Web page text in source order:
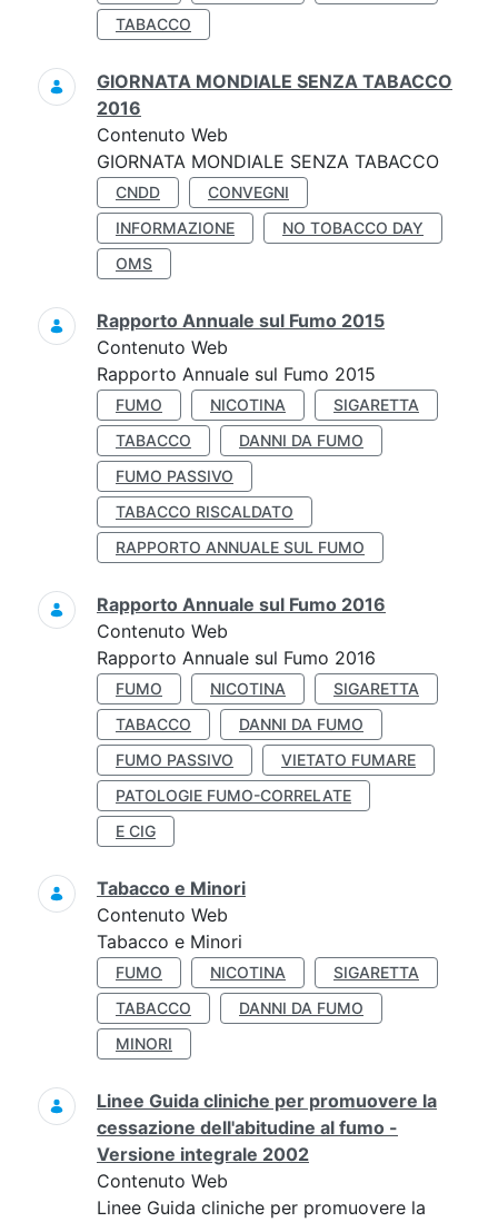
TABACCO
GIORNATA MONDIALE SENZA TABACCO
2016
Contenuto Web
GIORNATA MONDIALE SENZA TABACCO
CNDD
CONVEGNI
INFORMAZIONE
NO TOBACCO DAY
OMS
Rapporto Annuale sul Fumo 2015
Contenuto Web
Rapporto Annuale sul Fumo 2015
FUMO NICOTINA
SIGARETTA
TABACCO
DANNI DA FUMO
FUMO PASSIVO
TABACCO RISCALDATO
RAPPORTO ANNUALE SUL FUMO
Rapporto Annuale sul Fumo 2016
Contenuto Web
Rapporto Annuale sul Fumo 2016
FUMO NICOTINA
SIGARETTA
TABACCO
DANNI DA FUMO
FUMO PASSIVO
VIETATO FUMARE
PATOLOGIE FUMO-CORRELATE
E CIG
Tabacco e Minori
Contenuto Web
Tabacco e Minori
FUMO NICOTINA
SIGARETTA
TABACCO
DANNI DA FUMO
MINORI
Linee Guida cliniche per promuovere la
cessazione dell'abitudine al fumo -
Versione integrale 2002
Contenuto Web
Linee Guida cliniche per promuovere la